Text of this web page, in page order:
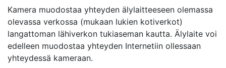
Kamera muodostaa yhteyden älylaitteeseen olemassa
olevassa verkossa (mukaan lukien kotiverkot)
langattoman lähiverkon tukiaseman kautta. Älylaite voi
edelleen muodostaa yhteyden Internetiin ollessaan
yhteydessä kameraan.